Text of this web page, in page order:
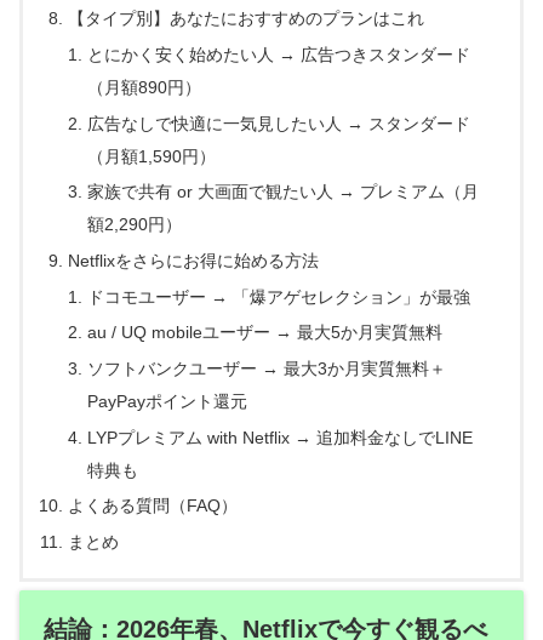
【タイプ別】あなたにおすすめのプランはこれ
とにかく安く始めたい人 → 広告つきスタンダード
（月額890円）
広告なしで快適に一気見したい人 → スタンダード
（月額1,590円）
家族で共有 or 大画面で観たい人 → プレミアム（月
額2,290円）
Netflixをさらにお得に始める方法
ドコモユーザー → 「爆アゲセレクション」が最強
au / UQ mobileユーザー → 最大5か月実質無料
ソフトバンクユーザー → 最大3か月実質無料＋
PayPayポイント還元
LYPプレミアム with Netflix → 追加料金なしでLINE
特典も
よくある質問（FAQ）
まとめ
結論：2026年春、Netflixで今すぐ観るべ